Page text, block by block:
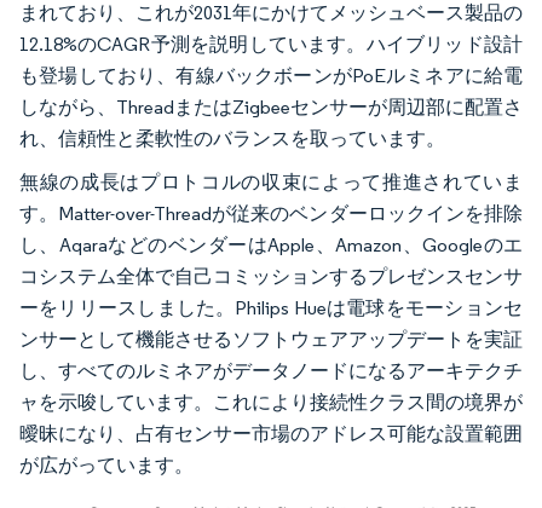
まれており、これが2031年にかけてメッシュベース製品の
12.18%のCAGR予測を説明しています。ハイブリッド設計
も登場しており、有線バックボーンがPoEルミネアに給電
しながら、ThreadまたはZigbeeセンサーが周辺部に配置さ
れ、信頼性と柔軟性のバランスを取っています。
無線の成長はプロトコルの収束によって推進されていま
す。Matter-over-Threadが従来のベンダーロックインを排除
し、AqaraなどのベンダーはApple、Amazon、Googleのエ
コシステム全体で自己コミッションするプレゼンスセンサ
ーをリリースしました。Philips Hueは電球をモーションセ
ンサーとして機能させるソフトウェアアップデートを実証
し、すべてのルミネアがデータノードになるアーキテクチ
ャを示唆しています。これにより接続性クラス間の境界が
曖昧になり、占有センサー市場のアドレス可能な設置範囲
が広がっています。